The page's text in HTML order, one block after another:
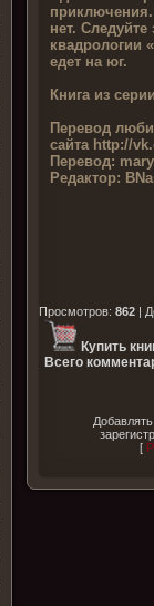
нет. Следуйте
квадрологии
едет на юг.
Книга из
Перевод
сайта http://
Перевод:
Редактор:
Просмотров:862 |
Купить
Всего
[